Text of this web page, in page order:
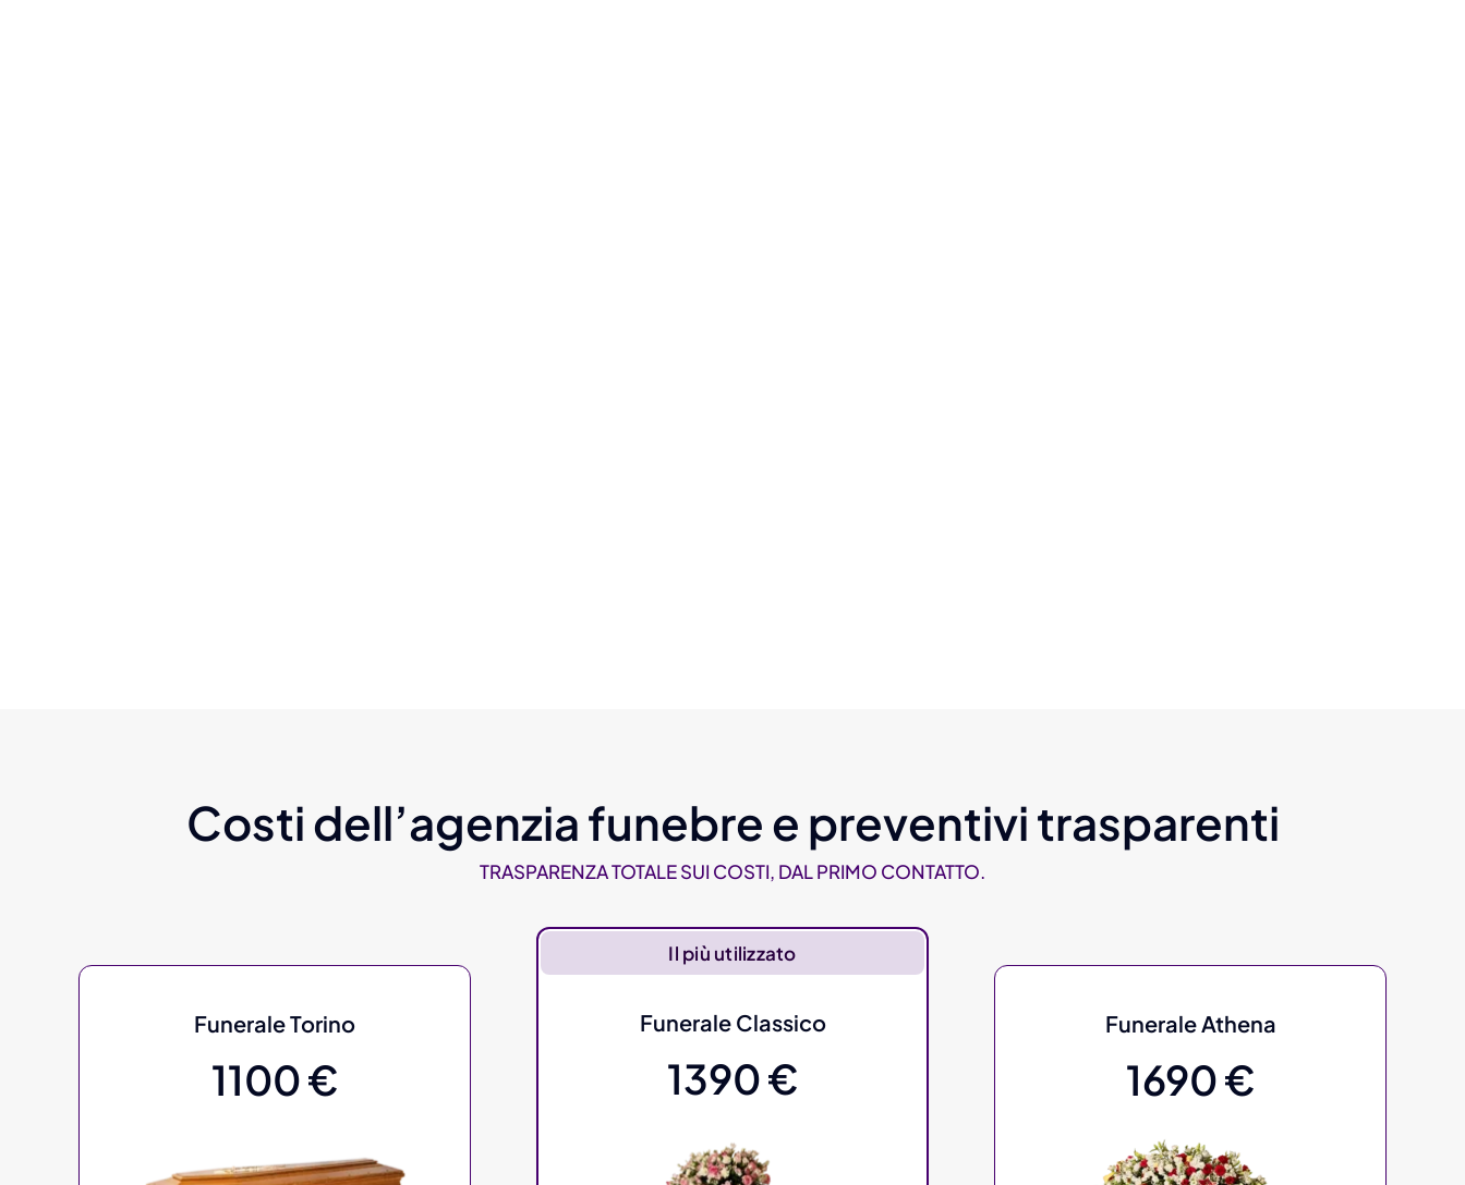
Costi dell’agenzia funebre e preventivi trasparenti
TRASPARENZA TOTALE SUI COSTI, DAL PRIMO CONTATTO.
Funerale Torino
1100 €
Il più utilizzato
Funerale Classico
1390 €
Funerale Athena
1690 €